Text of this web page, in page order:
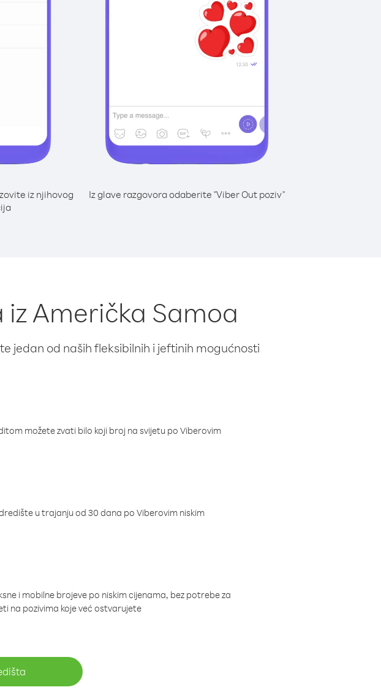
iz njihovog
Iz glave razgovora odaberite "Viber Out poziv"
Američka Samoa
jedan od naših fleksibilnih i jeftinih mogućnosti
možete zvati bilo koji broj na svijetu po Viberovim
u trajanju od 30 dana po Viberovim niskim
i mobilne brojeve po niskim cijenama, bez potrebe za
na pozivima koje već ostvarujete